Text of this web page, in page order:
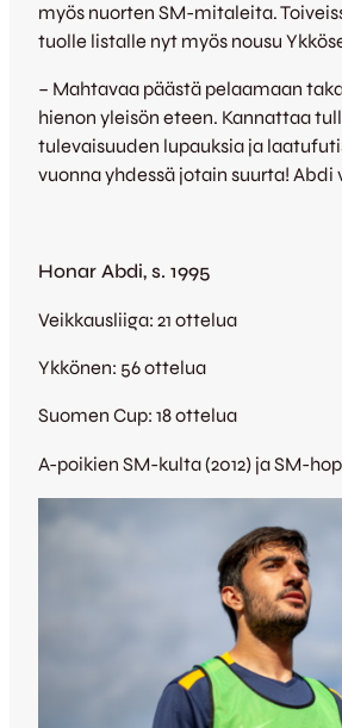
myös nuorten SM-mitaleita.
tuolle listalle nyt myös nousu
– Mahtavaa päästä pelaamaan
hienon yleisön eteen. Kannattaa
tulevaisuuden lupauksia ja
vuonna yhdessä jotain suurta! Abdi
Honar Abdi, s. 1995
Veikkausliiga: 21 ottelua
Ykkönen: 56 ottelua
Suomen Cup: 18 ottelua
A-poikien SM-kulta (2012) ja SM-